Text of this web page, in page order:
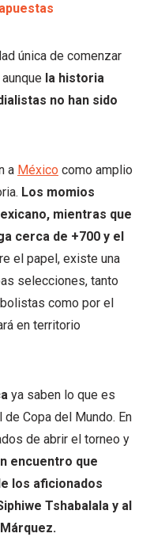
única de comenzar
la historia
no han sido
a México como amplio
Los momios
mientras que
cerca de +700 y el
el papel, existe una
selecciones, tanto
como por el
en territorio
ya saben lo que es
Copa del Mundo. En
de abrir el torneo y
encuentro que
los aficionados
Tshabalala y al